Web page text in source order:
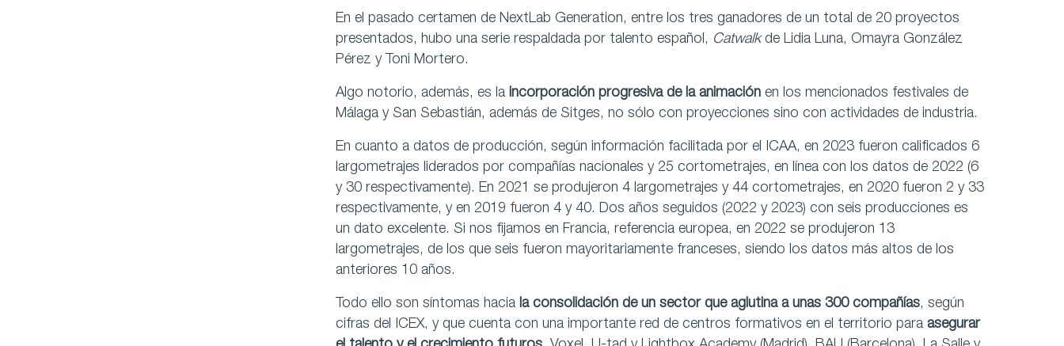
En el pasado certamen de NextLab Generation, entre los tres ganadores de un total de 20 proyectos
presentados, hubo una serie respaldada por talento español, Catwalkde Lidia Luna, Omayra González
Pérez y Toni Mortero.
Algo notorio, además, es la incorporación progresiva de la animación en los mencionados festivales de
Málaga y San Sebastián, además de Sitges, no sólo con proyecciones sino con actividades de industria.
En cuanto a datos de producción, según información facilitada por el ICAA, en 2023 fueron calificados 6
largometrajes liderados por compañías nacionales y 25 cortometrajes, en línea con los datos de 2022 (6
y 30 respectivamente). En 2021 se produjeron 4 largometrajes y 44 cortometrajes, en 2020 fueron 2 y 33
respectivamente, y en 2019 fueron 4 y 40. Dos años seguidos (2022 y 2023) con seis producciones es
un dato excelente. Si nos fijamos en Francia, referencia europea, en 2022 se produjeron 13
largometrajes, de los que seis fueron mayoritariamente franceses, siendo los datos más altos de los
anteriores 10 años.
Todo ello son síntomas hacia la consolidación de un sector que aglutina a unas 300 compañías, según
cifras del ICEX, y que cuenta con una importante red de centros formativos en el territorio para asegurar